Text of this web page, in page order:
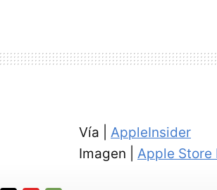
Vía | AppleInsider
Imagen | Apple Store